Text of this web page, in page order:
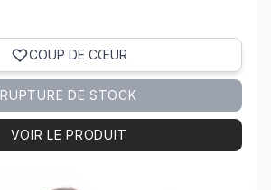
COUP DE CŒUR
RUPTURE DE STOCK
VOIR LE PRODUIT